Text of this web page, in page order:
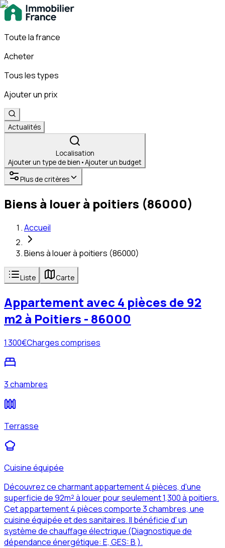
Toute la france
Acheter
Tous les types
Ajouter un prix
Actualités
Localisation
Ajouter un type de bien •Ajouter un budget
Plus de critères
Biens à louer à poitiers (86000)
Accueil
Biens à louer à poitiers (86000)
Liste Carte
Appartement avec 4 pièces de 92
m2 à Poitiers - 86000
1 300€Charges comprises
3 chambres
Terrasse
Cuisine équipée
Découvrez ce charmant appartement 4 pièces, d'une
superficie de 92m² à louer pour seulement 1,300 à poitiers.
Cet appartement 4 pièces comporte 3 chambres, une
cuisine équipée et des sanitaires. Il bénéficie d' un
système de chauffage électrique (Diagnostique de
dépendance énergétique: E, GES: B ).